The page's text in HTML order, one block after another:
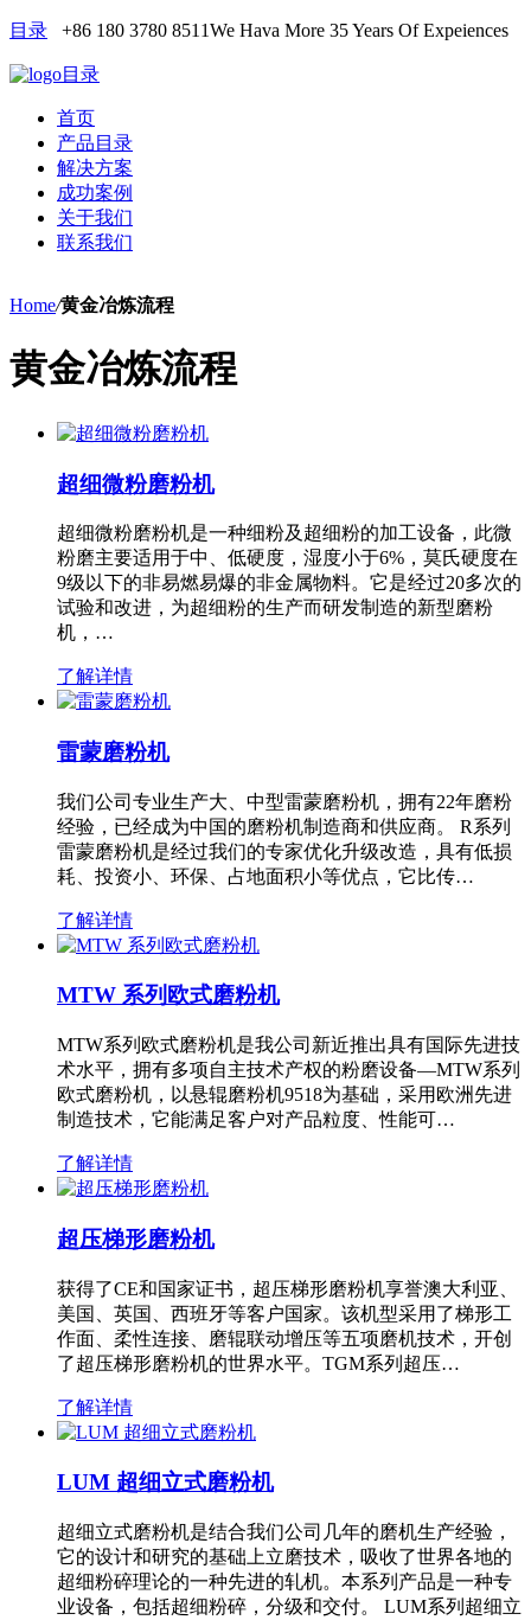
目录 +86 180 3780 8511We Hava More 35 Years Of Expeiences
目录
首页
产品目录
解决方案
成功案例
关于我们
联系我们
Home/黄金冶炼流程
黄金冶炼流程
超细微粉磨粉机
超细微粉磨粉机是一种细粉及超细粉的加工设备，此微
粉磨主要适用于中、低硬度，湿度小于6%，莫氏硬度在
9级以下的非易燃易爆的非金属物料。它是经过20多次的
试验和改进，为超细粉的生产而研发制造的新型磨粉
机，…
了解详情
雷蒙磨粉机
我们公司专业生产大、中型雷蒙磨粉机，拥有22年磨粉
经验，已经成为中国的磨粉机制造商和供应商。 R系列
雷蒙磨粉机是经过我们的专家优化升级改造，具有低损
耗、投资小、环保、占地面积小等优点，它比传…
了解详情
MTW 系列欧式磨粉机
MTW系列欧式磨粉机是我公司新近推出具有国际先进技
术水平，拥有多项自主技术产权的粉磨设备—MTW系列
欧式磨粉机，以悬辊磨粉机9518为基础，采用欧洲先进
制造技术，它能满足客户对产品粒度、性能可…
了解详情
超压梯形磨粉机
获得了CE和国家证书，超压梯形磨粉机享誉澳大利亚、
美国、英国、西班牙等客户国家。该机型采用了梯形工
作面、柔性连接、磨辊联动增压等五项磨机技术，开创
了超压梯形磨粉机的世界水平。TGM系列超压…
了解详情
LUM 超细立式磨粉机
超细立式磨粉机是结合我们公司几年的磨机生产经验，
它的设计和研究的基础上立磨技术，吸收了世界各地的
超细粉碎理论的一种先进的轧机。本系列产品是一种专
业设备，包括超细粉碎，分级和交付。 LUM系列超细立